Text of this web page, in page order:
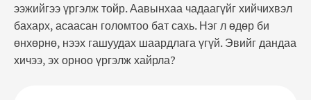
ээжийгээ үргэлж тойр. Аавынхаа чадаагүйг хийчихвэл
бахарх, асаасан голомтоо бат сахь. Нэг л өдөр би
өнхөрнө, нээх гашуудах шаардлага үгүй. Эвийг дандаа
хичээ, эх орноо үргэлж хайрла?